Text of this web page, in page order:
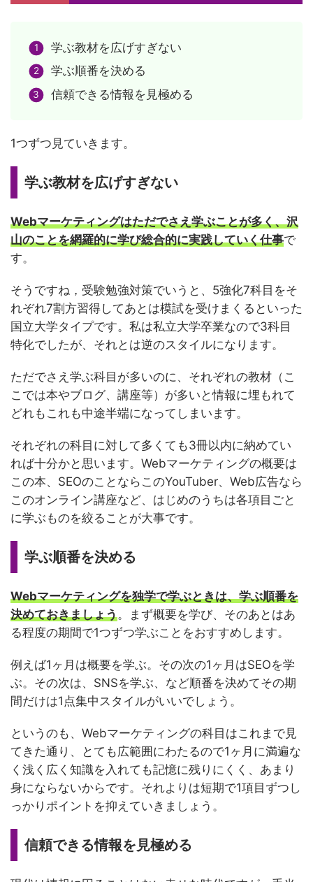
学ぶ教材を広げすぎない
学ぶ順番を決める
信頼できる情報を見極める
1つずつ見ていきます。
学ぶ教材を広げすぎない
Webマーケティングはただでさえ学ぶことが多く、沢
山のことを網羅的に学び総合的に実践していく仕事で
す。
そうですね，受験勉強対策でいうと、5強化7科目をそ
れぞれ7割方習得してあとは模試を受けまくるといった
国立大学タイプです。私は私立大学卒業なので3科目
特化でしたが、それとは逆のスタイルになります。
ただでさえ学ぶ科目が多いのに、それぞれの教材（こ
こでは本やブログ、講座等）が多いと情報に埋もれて
どれもこれも中途半端になってしまいます。
それぞれの科目に対して多くても3冊以内に納めてい
れば十分かと思います。Webマーケティングの概要は
この本、SEOのことならこのYouTuber、Web広告なら
このオンライン講座など、はじめのうちは各項目ごと
に学ぶものを絞ることが大事です。
学ぶ順番を決める
Webマーケティングを独学で学ぶときは、学ぶ順番を
決めておきましょう。まず概要を学び、そのあとはあ
る程度の期間で1つずつ学ぶことをおすすめします。
例えば1ヶ月は概要を学ぶ。その次の1ヶ月はSEOを学
ぶ。その次は、SNSを学ぶ、など順番を決めてその期
間だけは1点集中スタイルがいいでしょう。
というのも、Webマーケティングの科目はこれまで見
てきた通り、とても広範囲にわたるので1ヶ月に満遍な
く浅く広く知識を入れても記憶に残りにくく、あまり
身にならないからです。それよりは短期で1項目ずつし
っかりポイントを抑えていきましょう。
信頼できる情報を見極める